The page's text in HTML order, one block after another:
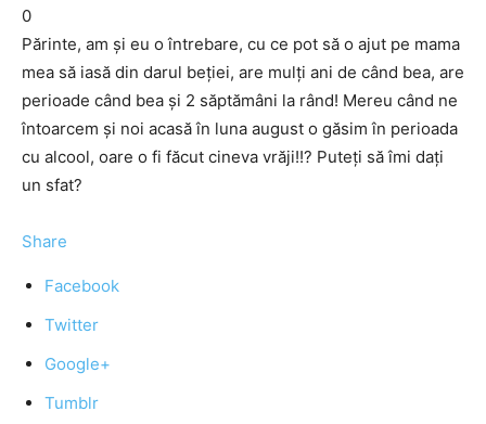
0
Părinte, am şi eu o întrebare, cu ce pot să o ajut pe mama
mea să iasă din darul beţiei, are mulţi ani de când bea, are
perioade când bea şi 2 săptămâni la rând! Mereu când ne
întoarcem şi noi acasă în luna august o găsim în perioada
cu alcool, oare o fi făcut cineva vrăji!!? Puteţi să îmi daţi
un sfat?
Share
Facebook
Twitter
Google+
Tumblr